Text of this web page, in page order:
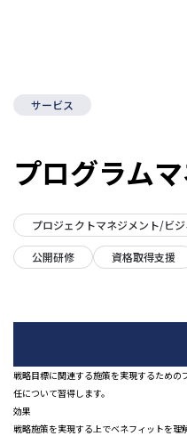
サービス
プログラム
プロジェクトマネジメント/ビ
公開研修 資格取得支援
戦略目標に関連する施策を実現するため
任について習得します。
効果
戦略施策を実現する上でベネフィットを理